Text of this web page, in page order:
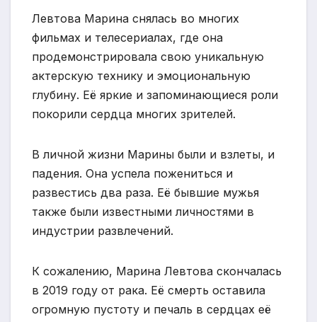
Левтова Марина снялась во многих
фильмах и телесериалах, где она
продемонстрировала свою уникальную
актерскую технику и эмоциональную
глубину. Её яркие и запоминающиеся роли
покорили сердца многих зрителей.
В личной жизни Марины были и взлеты, и
падения. Она успела пожениться и
развестись два раза. Её бывшие мужья
также были известными личностями в
индустрии развлечений.
К сожалению, Марина Левтова скончалась
в 2019 году от рака. Её смерть оставила
огромную пустоту и печаль в сердцах её